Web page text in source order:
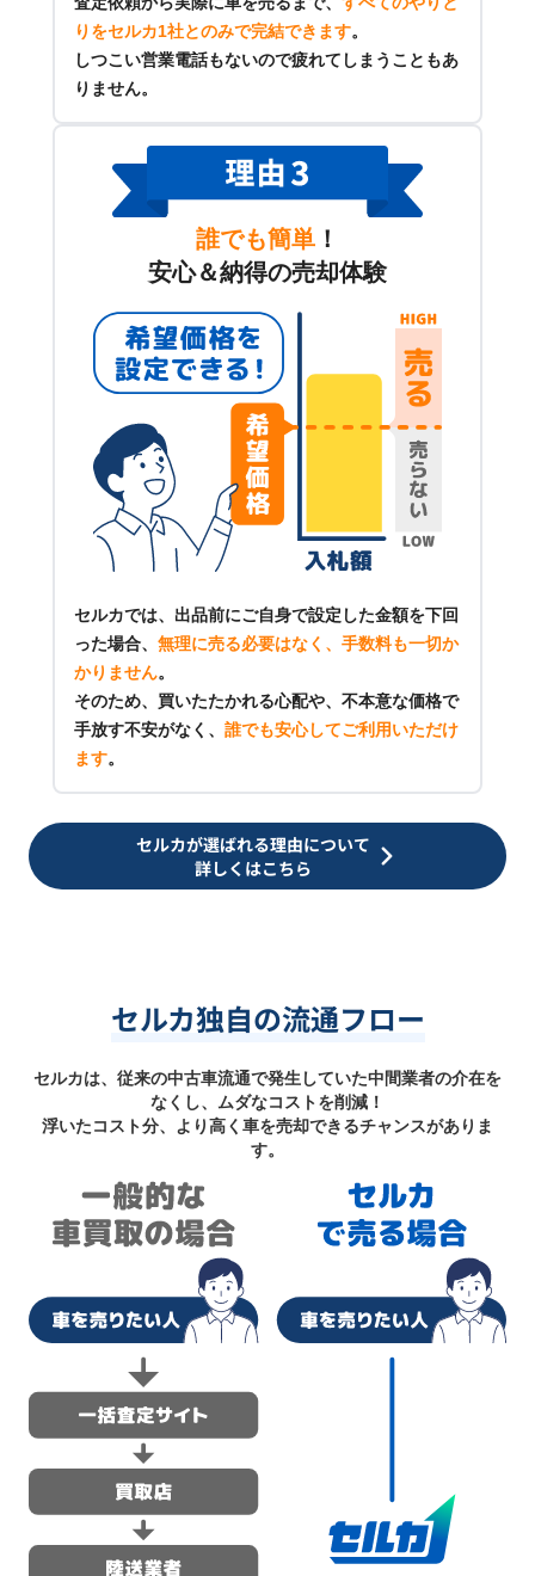
りをセルカ1社とのみで完結できます。
しつこい営業電話もないので疲れてしまうこともあ
りません。
誰でも簡単 ！
安心＆納得の売却体験
セルカでは、出品前にご自身で設定した金額を下回
った場合、 無理に売る必要はなく、手数料も一切か
かりません。
そのため、買いたたかれる心配や、不本意な価格で
手放す不安がなく、 誰でも安心してご利用いただけ
ます。
セルカが選ばれる理由について
詳しくはこちら
セルカ独自の流通フロー
セルカは、従来の中古車流通で発生していた中間業者の介在を
なくし、ムダなコストを削減！
浮いたコスト分、より高く車を売却できるチャンスがありま
す。